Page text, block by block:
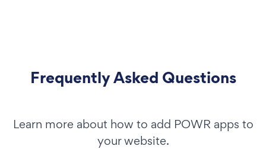
Frequently Asked Questions
Learn more about how to add POWR apps to
your website.